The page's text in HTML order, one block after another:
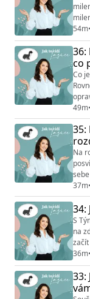
když
z
54m•
36:
co
Co
s
49m•
35:
Na
je
37m•
34:
S
na
Jak
36m•
33: